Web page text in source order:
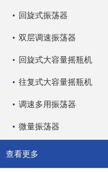
回旋式振荡器
双层调速振荡器
回旋式大容量摇瓶机
往复式大容量摇瓶机
调速多用振荡器
微量振荡器
查看更多